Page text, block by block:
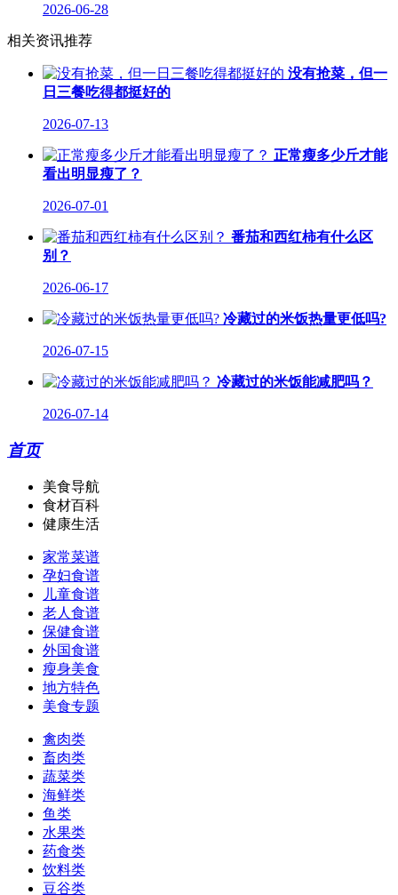
2026-06-28
相关资讯推荐
没有抢菜，但一
日三餐吃得都挺好的
2026-07-13
正常瘦多少斤才能
看出明显瘦了？
2026-07-01
番茄和西红柿有什么区
别？
2026-06-17
冷藏过的米饭热量更低吗?
2026-07-15
冷藏过的米饭能减肥吗？
2026-07-14
首页
美食导航
食材百科
健康生活
家常菜谱
孕妇食谱
儿童食谱
老人食谱
保健食谱
外国食谱
瘦身美食
地方特色
美食专题
禽肉类
畜肉类
蔬菜类
海鲜类
鱼类
水果类
药食类
饮料类
豆谷类